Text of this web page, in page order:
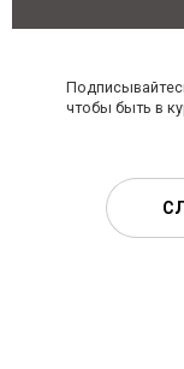
чтобы быть в